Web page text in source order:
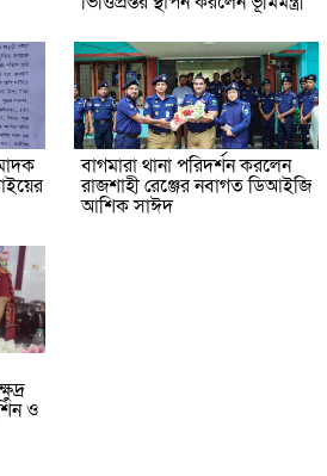
বাগমারা থানা পরিদর্শন করলেন
রাজশাহী রেঞ্জের নবাগত ডিআইজি
আশিক সাঈদ
ও